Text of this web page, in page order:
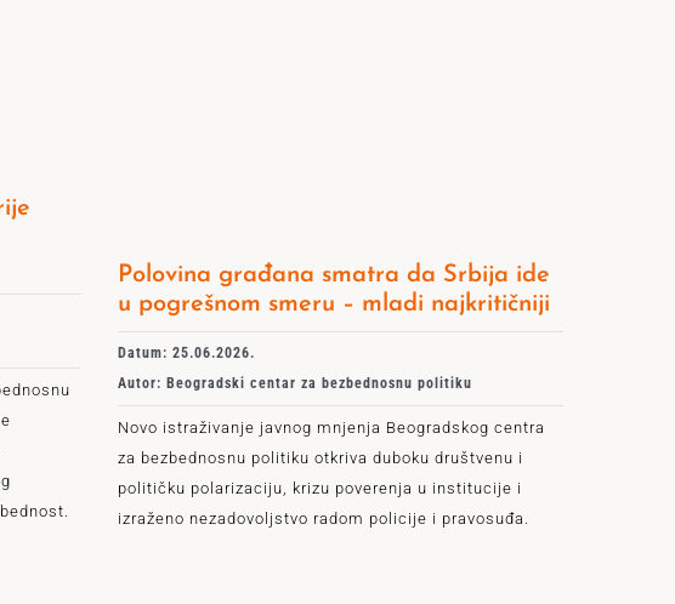
Polovina građana smatra da Srbija ide
u pogrešnom smeru – mladi najkritičniji
Datum: 25.06.2026.
Autor: Beogradski centar za bezbednosnu politiku
Novo istraživanje javnog mnjenja Beogradskog centra
za bezbednosnu politiku otkriva duboku društvenu i
političku polarizaciju, krizu poverenja u institucije i
izraženo nezadovoljstvo radom policije i pravosuđa.